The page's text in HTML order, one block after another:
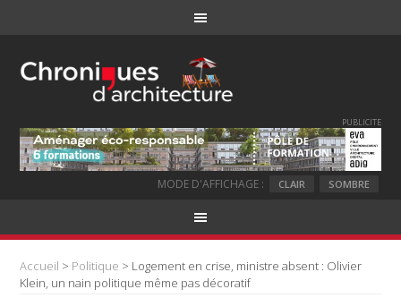
PUBLICITE
MODE D'AFFICHAGE : CLAIR SOMBRE
Accueil > Politique > Logement en crise, ministre absent : Olivier
Klein, un nain politique même pas décoratif